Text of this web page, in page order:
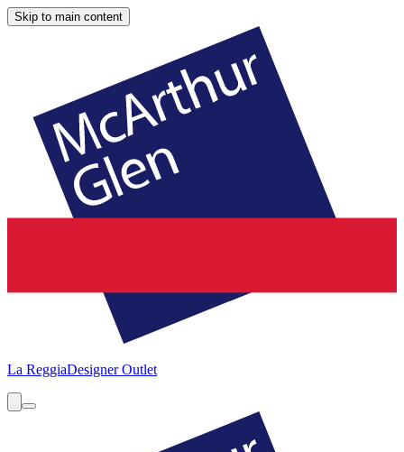
Skip to main content
La ReggiaDesigner Outlet